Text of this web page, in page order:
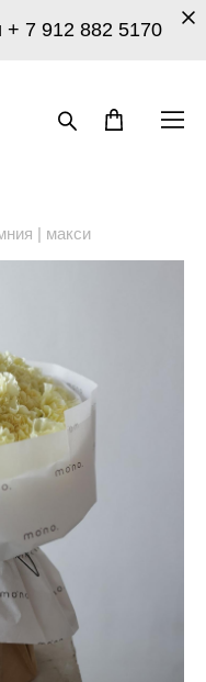
+ 7 912 882 5170
| макси